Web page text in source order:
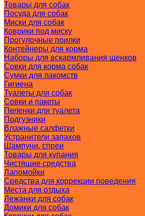
Товары для собак
Посуда для собак
Миски для собак
Коврики под миску
Прогулочные поилки
Контейнеры для корма
Наборы для вскармливания щенков
Совки для корма собак
Сумки для лакомств
Гигиена
Туалеты для собак
Совки и пакеты
Пеленки для туалета
Подгузники
Влажные салфетки
Устранители запахов
Шампуни, спреи
Товары для купания
Чистящие средства
Лапомойки
Средства для коррекции поведения
Места для отдыха
Лежанки для собак
Домики для собак